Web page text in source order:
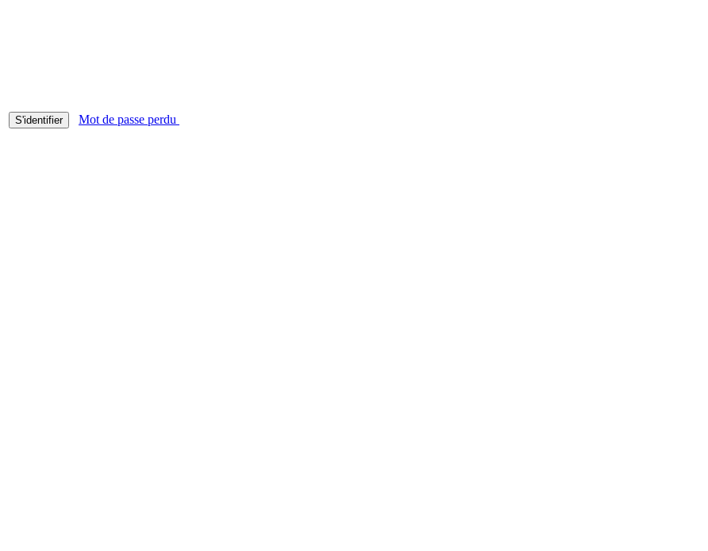
S'identifier Mot de passe perdu